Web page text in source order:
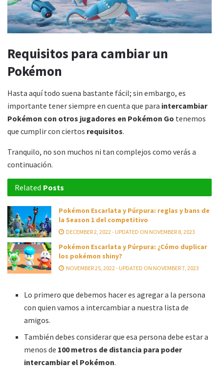
Requisitos para cambiar un
Pokémon
Hasta aquí todo suena bastante fácil; sin embargo, es
importante tener siempre en cuenta que para intercambiar
Pokémon con otros jugadores en Pokémon Go tenemos
que cumplir con ciertos requisitos.
Tranquilo, no son muchos ni tan complejos como verás a
continuación.
Related Posts
Pokémon Escarlata y Púrpura: reglas y bans de
la Season 1 del competitivo
DECEMBER 2, 2022 - UPDATED ON NOVEMBER 8, 2023
Pokémon Escarlata y Púrpura: ¿Cómo duplicar
los pokémon shiny?
NOVEMBER 25, 2022 - UPDATED ON NOVEMBER 7, 2023
Lo primero que debemos hacer es agregar a la persona
con quien vamos a intercambiar a nuestra lista de
amigos.
También debes considerar que esa persona debe estar a
menos de 100 metros de distancia para poder
intercambiar el Pokémon.